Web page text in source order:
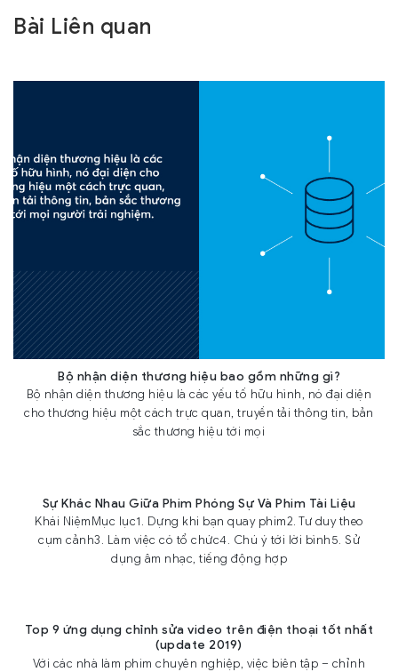
Bài Liên quan
Bộ nhận diện thương hiệu bao gồm những gì?
Bộ nhận diện thương hiệu là các yếu tố hữu hình, nó đại diện
cho thương hiệu một cách trực quan, truyền tải thông tin, bản
sắc thương hiệu tới mọi
Sự Khác Nhau Giữa Phim Phóng Sự Và Phim Tài Liệu
Khái NiệmMục lục1. Dựng khi bạn quay phim2. Tư duy theo
cụm cảnh3. Làm việc có tổ chức4. Chú ý tới lời bình5. Sử
dụng âm nhạc, tiếng động hợp
Top 9 ứng dụng chỉnh sửa video trên điện thoại tốt nhất
(update 2019)
Với các nhà làm phim chuyên nghiệp, việc biên tập – chỉnh